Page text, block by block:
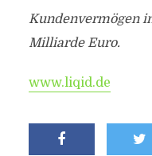
Kundenvermögen
Milliarde Euro.
www.liqid.de